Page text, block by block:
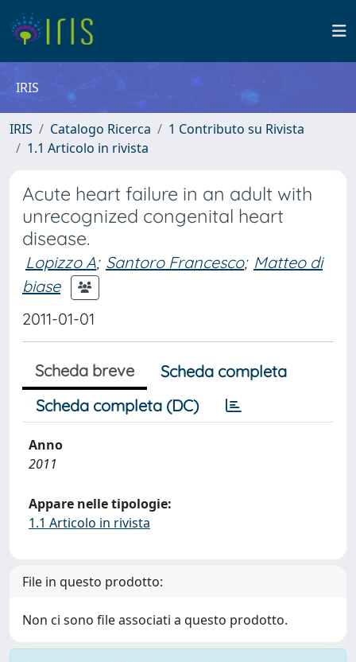
IRIS
IRIS Catalogo Ricerca
1 Contributo su Rivista
1.1 Articolo in rivista
Acute heart failure in an adult with
unrecognized congenital heart
disease.
Lopizzo A; Santoro Francesco; Matteo di
biase
2011-01-01
Scheda breve
Scheda completa
Scheda completa (DC)
Anno
2011
Appare nelle tipologie:
1.1 Articolo in rivista
File in questo prodotto:
Non ci sono file associati a questo prodotto.